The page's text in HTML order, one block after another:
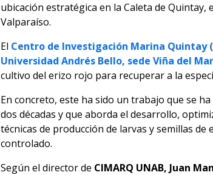
ubicación estratégica en la Caleta de Quintay,
Valparaíso.
El Centro de Investigación Marina Quintay
Universidad Andrés Bello, sede Viña del Mar
cultivo del erizo rojo para recuperar a la
En concreto, este ha sido un trabajo que se
dos décadas y que aborda el desarrollo,
técnicas de producción de larvas y semillas de
controlado.
Según el director de CIMARQ UNAB, Juan